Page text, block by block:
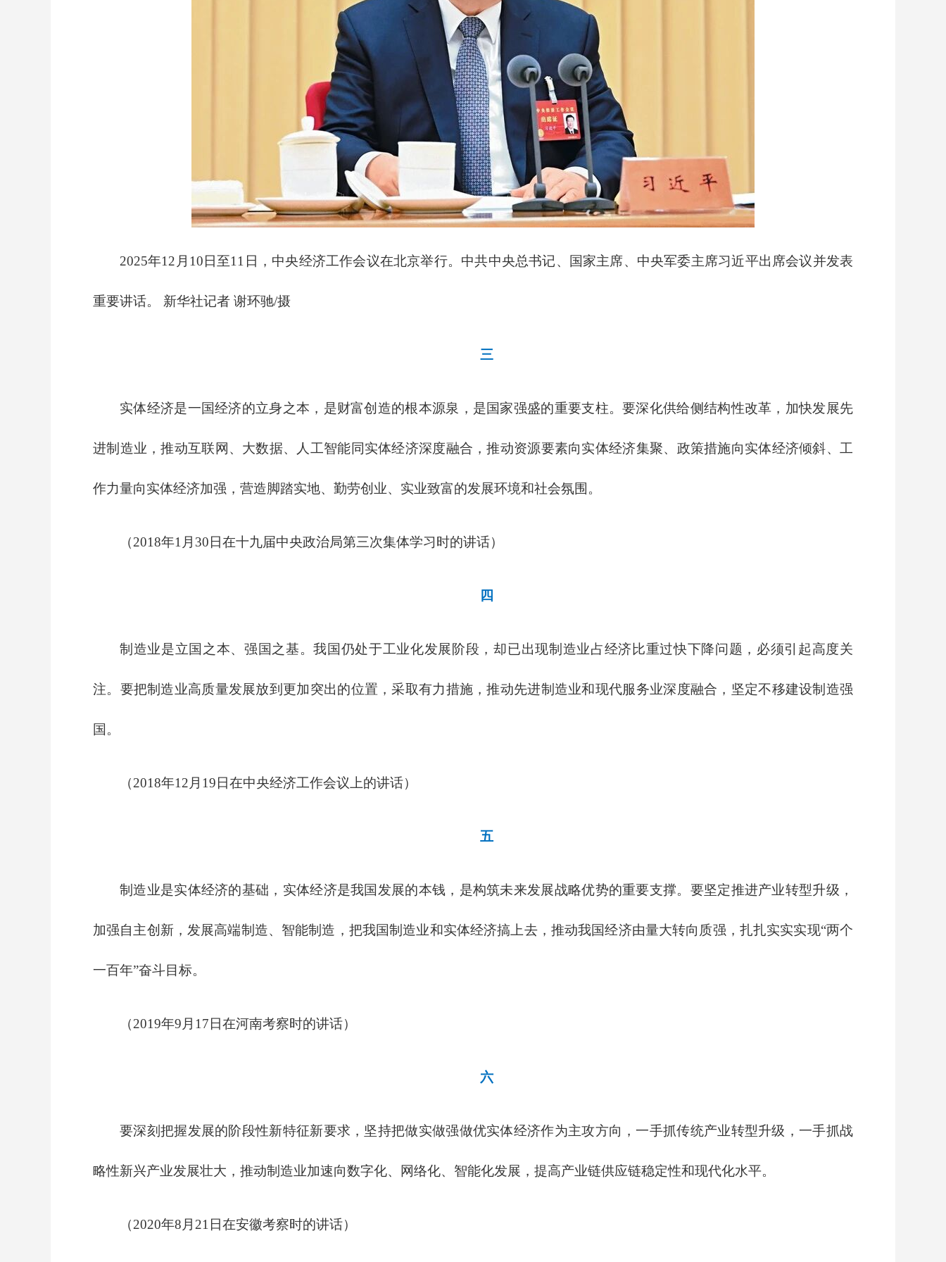
2025年12月10日至11日，中央经济工作会议在北京举行。中共中央总书记、国家主席、中央军委主席习近平出席会议并发表
重要讲话。 新华社记者 谢环驰/摄
三
实体经济是一国经济的立身之本，是财富创造的根本源泉，是国家强盛的重要支柱。要深化供给侧结构性改革，加快发展先
进制造业，推动互联网、大数据、人工智能同实体经济深度融合，推动资源要素向实体经济集聚、政策措施向实体经济倾斜、工
作力量向实体经济加强，营造脚踏实地、勤劳创业、实业致富的发展环境和社会氛围。
（2018年1月30日在十九届中央政治局第三次集体学习时的讲话）
四
制造业是立国之本、强国之基。我国仍处于工业化发展阶段，却已出现制造业占经济比重过快下降问题，必须引起高度关
注。要把制造业高质量发展放到更加突出的位置，采取有力措施，推动先进制造业和现代服务业深度融合，坚定不移建设制造强
国。
（2018年12月19日在中央经济工作会议上的讲话）
五
制造业是实体经济的基础，实体经济是我国发展的本钱，是构筑未来发展战略优势的重要支撑。要坚定推进产业转型升级，
加强自主创新，发展高端制造、智能制造，把我国制造业和实体经济搞上去，推动我国经济由量大转向质强，扎扎实实实现“两个
一百年”奋斗目标。
（2019年9月17日在河南考察时的讲话）
六
要深刻把握发展的阶段性新特征新要求，坚持把做实做强做优实体经济作为主攻方向，一手抓传统产业转型升级，一手抓战
略性新兴产业发展壮大，推动制造业加速向数字化、网络化、智能化发展，提高产业链供应链稳定性和现代化水平。
（2020年8月21日在安徽考察时的讲话）